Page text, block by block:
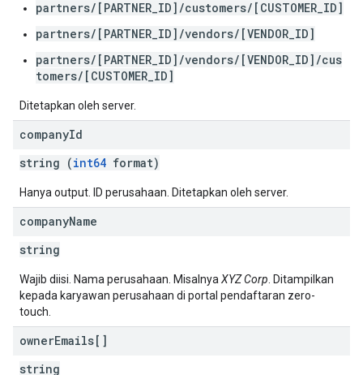
partners/[PARTNER_ID]/customers/[CUSTOMER_ID]
partners/[PARTNER_ID]/vendors/[VENDOR_ID]
partners/[PARTNER_ID]/vendors/[VENDOR_ID]/cus
tomers/[CUSTOMER_ID]
Ditetapkan oleh server.
companyId
string (int64 format)
Hanya output. ID perusahaan. Ditetapkan oleh server.
companyName
string
Wajib diisi. Nama perusahaan. Misalnya XYZ Corp . Ditampilkan
kepada karyawan perusahaan di portal pendaftaran zero-
touch.
ownerEmails[]
string